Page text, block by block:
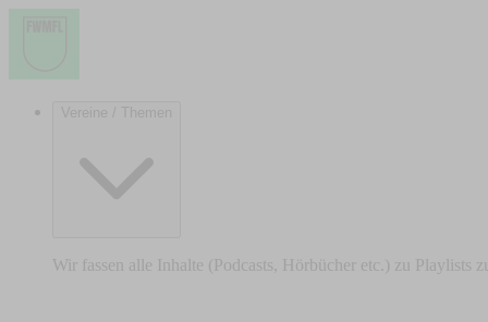
Vereine / Themen
Wir fassen alle Inhalte (Podcasts, Hörbücher etc.) zu Playlists